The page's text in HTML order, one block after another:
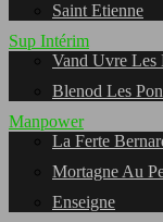
Saint Etienne
Sup Intérim
Vand Uvre Les
Blenod Les
Manpower
La Ferte
Mortagne Au
Enseigne